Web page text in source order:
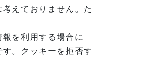
えておりません。た
を利用する場合に
。クッキーを拒否す